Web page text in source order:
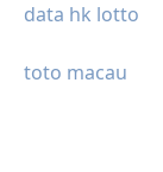
data hk lotto
toto macau